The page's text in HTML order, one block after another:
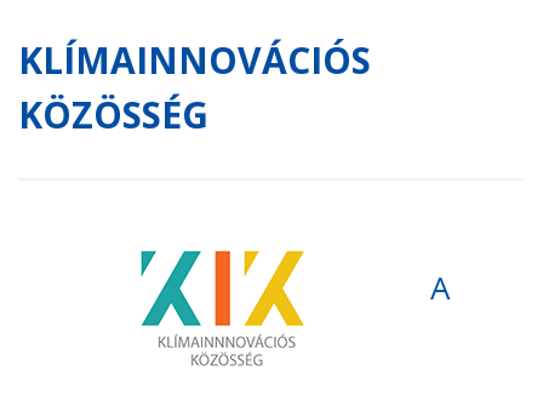
KLÍMAINNOVÁCIÓS
KÖZÖSSÉG
A